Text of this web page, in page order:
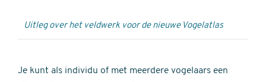
Uitleg over het veldwerk voor de nieuwe Vogelatlas
Je kunt als individu of met meerdere vogelaars een